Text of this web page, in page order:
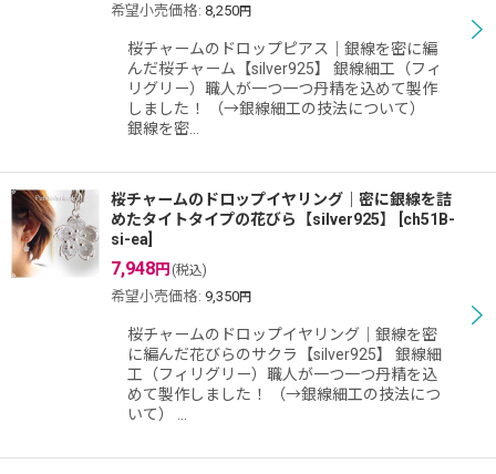
希望小売価格: 8,250円
桜チャームのドロップピアス｜銀線を密に編
んだ桜チャーム【silver925】 銀線細工（フィ
リグリー）職人が一つ一つ丹精を込めて製作
しました！ （→銀線細工の技法について）
銀線を密…
桜チャームのドロップイヤリング｜密に銀線を詰
めたタイトタイプの花びら【silver925】
ch51B-
si-ea
7,948円 (税込)
希望小売価格: 9,350円
桜チャームのドロップイヤリング｜銀線を密
に編んだ花びらのサクラ【silver925】 銀線細
工（フィリグリー）職人が一つ一つ丹精を込
めて製作しました！ （→銀線細工の技法につ
いて） …